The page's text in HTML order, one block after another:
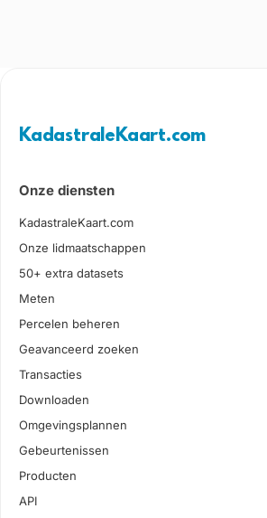
KadastraleKaart.com
Onze diensten
KadastraleKaart.com
Onze lidmaatschappen
50+ extra datasets
Meten
Percelen beheren
Geavanceerd zoeken
Transacties
Downloaden
Omgevingsplannen
Gebeurtenissen
Producten
API